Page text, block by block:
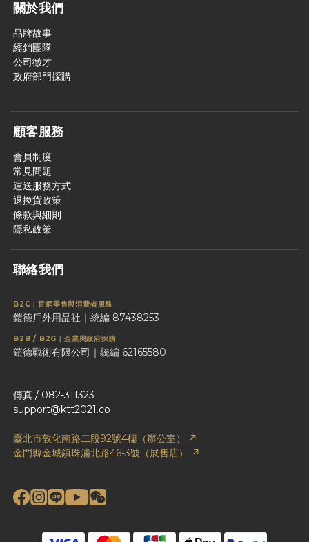
關於我們
品牌故事
經銷團隊
公司徵才
政府部門採購
顧客服務
會員制度
常見問題
運送服務方式
退換貨政策
條款與細則
隱私政策
聯絡我們
B2C｜官網零售與消費者服務
鎧德戶外用品社｜統編 87438253
B2B / B2G｜企業與政府採購
鎧德戰術有限公司｜統編 62165580
傳真 / 082-311323
support@ktt2021.co
臺北市敦化南路二段92號4樓（辦公室） ↗
金門縣金城鎮珠浦北路46-3號（展售店） ↗